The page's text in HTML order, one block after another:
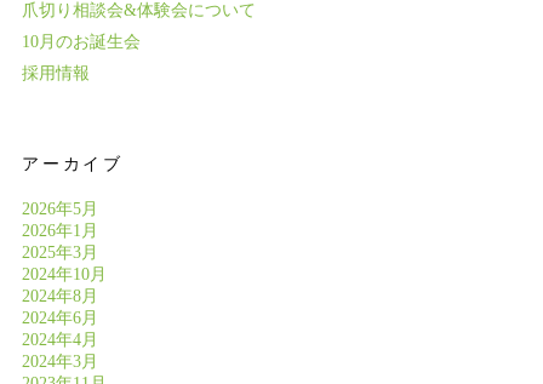
爪切り相談会&体験会について
10月のお誕生会
採用情報
アーカイブ
2026年5月
2026年1月
2025年3月
2024年10月
2024年8月
2024年6月
2024年4月
2024年3月